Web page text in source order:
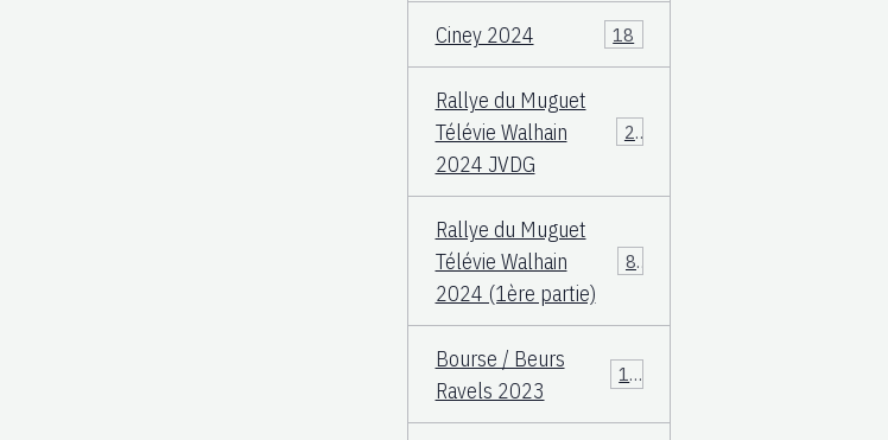
Ciney 2024 18
Rallye du Muguet
Télévie Walhain
2024 JVDG
23
Rallye du Muguet
Télévie Walhain
2024 (1ère partie)
88
Bourse / Beurs
Ravels 2023
12